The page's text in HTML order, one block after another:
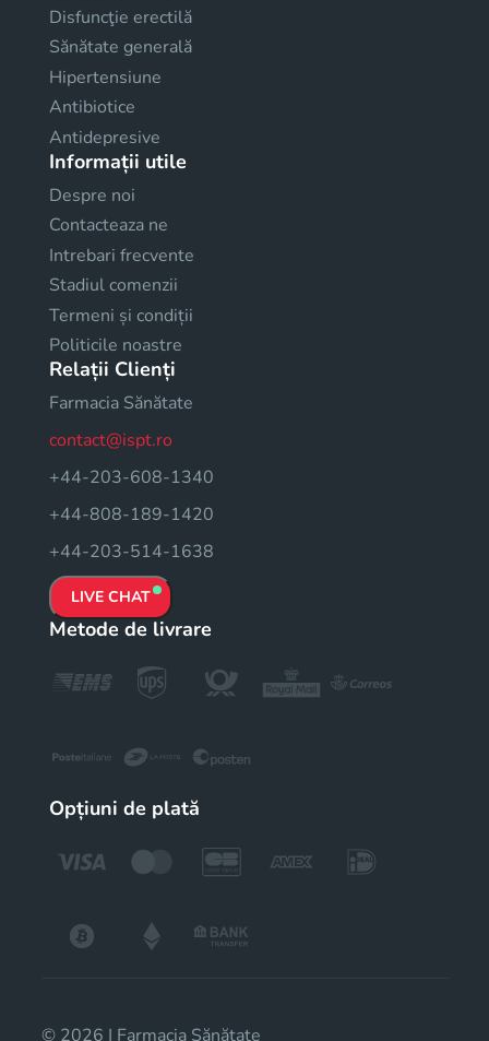
Disfuncţie erectilă
Sănătate generală
Hipertensiune
Antibiotice
Antidepresive
Informații utile
Despre noi
Contacteaza ne
Intrebari frecvente
Stadiul comenzii
Termeni și condiții
Politicile noastre
Relații Clienți
Farmacia Sănătate
contact@ispt.ro
+44-203-608-1340
+44-808-189-1420
+44-203-514-1638
LIVE CHAT
Metode de livrare
Opțiuni de plată
© 2026 | Farmacia Sănătate